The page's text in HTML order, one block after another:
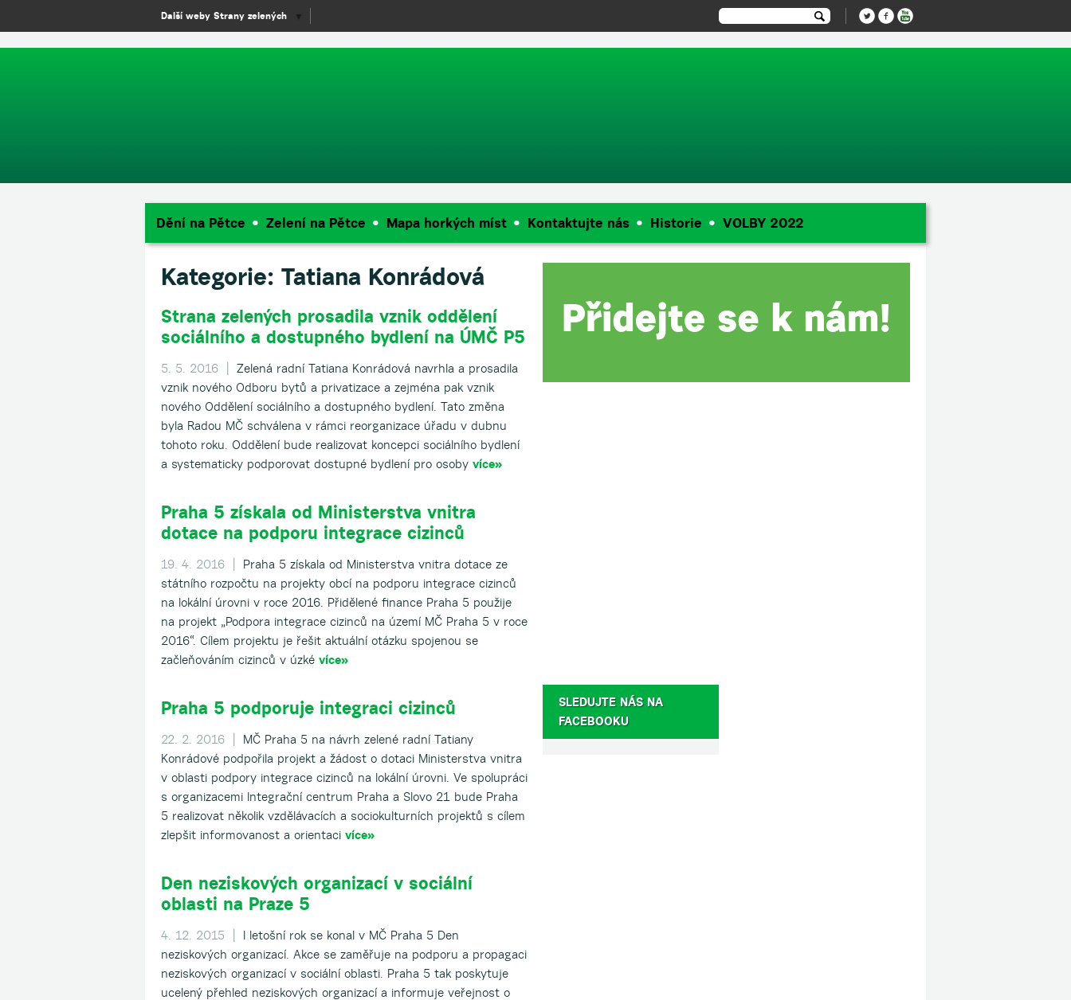
window.dataLayer = window.dataLayer || []; function gtag(){dataLayer.push(arguments);} gtag('js', new Date()); gtag('config', 'UA-144909968-1');
Dění na Pětce Zelení na Pětce Mapa horkých míst Kontaktujte nás Historie VOLBY 2022
Kategorie: Tatiana Konrádová
Strana zelených prosadila vznik oddělení
sociálního a dostupného bydlení na ÚMČ P5
5. 5. 2016 |
Zelená radní Tatiana Konrádová navrhla a prosadila
vznik nového Odboru bytů a privatizace a zejména pak vznik
nového Oddělení sociálního a dostupného bydlení. Tato změna
byla Radou MČ schválena v rámci reorganizace úřadu v dubnu
tohoto roku. Oddělení bude realizovat koncepci sociálního bydlení
a systematicky podporovat dostupné bydlení pro osoby více»
Praha 5 získala od Ministerstva vnitra
dotace na podporu integrace cizinců
19. 4. 2016 |
Praha 5 získala od Ministerstva vnitra dotace ze
státního rozpočtu na projekty obcí na podporu integrace cizinců
na lokální úrovni v roce 2016. Přidělené finance Praha 5 použije
na projekt „Podpora integrace cizinců na území MČ Praha 5 v roce
2016“. Cílem projektu je řešit aktuální otázku spojenou se
začleňováním cizinců v úzké více»
Praha 5 podporuje integraci cizinců
22. 2. 2016 |
MČ Praha 5 na návrh zelené radní Tatiany
Konrádové podpořila projekt a žádost o dotaci Ministerstva vnitra
v oblasti podpory integrace cizinců na lokální úrovni. Ve spolupráci
s organizacemi Integrační centrum Praha a Slovo 21 bude Praha
5 realizovat několik vzdělávacích a sociokulturních projektů s cílem
zlepšit informovanost a orientaci více»
Den neziskových organizací v sociální
oblasti na Praze 5
4. 12. 2015 |
I letošní rok se konal v MČ Praha 5 Den
neziskových organizací. Akce se zaměřuje na podporu a propagaci
neziskových organizací v sociální oblasti. Praha 5 tak poskytuje
ucelený přehled neziskových organizací a informuje veřejnost o
SLEDUJTE NÁS NA
FACEBOOKU
Další weby Strany zelených ▼